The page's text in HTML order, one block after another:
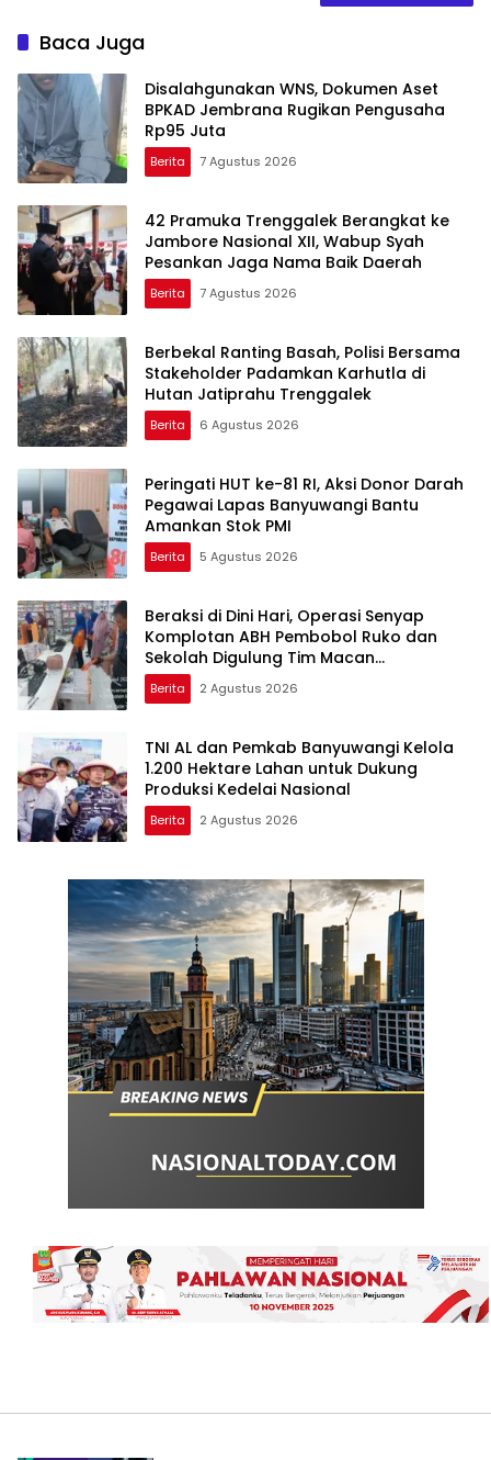
Baca Juga
Disalahgunakan WNS, Dokumen Aset
BPKAD Jembrana Rugikan Pengusaha
Rp95 Juta
Berita 7 Agustus 2026
42 Pramuka Trenggalek Berangkat ke
Jambore Nasional XII, Wabup Syah
Pesankan Jaga Nama Baik Daerah
Berita 7 Agustus 2026
Berbekal Ranting Basah, Polisi Bersama
Stakeholder Padamkan Karhutla di
Hutan Jatiprahu Trenggalek
Berita 6 Agustus 2026
Peringati HUT ke-81 RI, Aksi Donor Darah
Pegawai Lapas Banyuwangi Bantu
Amankan Stok PMI
Berita 5 Agustus 2026
Beraksi di Dini Hari, Operasi Senyap
Komplotan ABH Pembobol Ruko dan
Sekolah Digulung Tim Macan
Blambangan
Berita 2 Agustus 2026
TNI AL dan Pemkab Banyuwangi Kelola
1.200 Hektare Lahan untuk Dukung
Produksi Kedelai Nasional
Berita 2 Agustus 2026